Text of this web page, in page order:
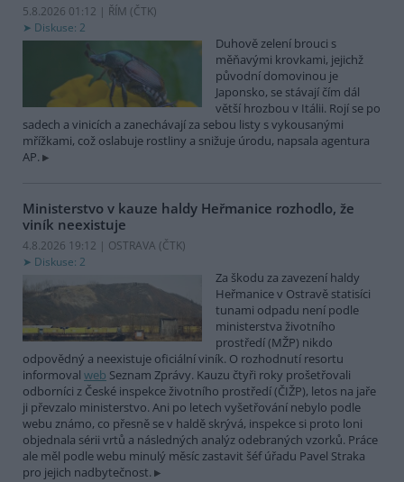
5.8.2026 01:12 | ŘÍM (ČTK)
Diskuse: 2
Duhově zelení brouci s
měňavými krovkami, jejichž
původní domovinou je
Japonsko, se stávají čím dál
větší hrozbou v Itálii. Rojí se po
sadech a vinicích a zanechávají za sebou listy s vykousanými
mřížkami, což oslabuje rostliny a snižuje úrodu, napsala agentura
AP.
Ministerstvo v kauze haldy Heřmanice rozhodlo, že
viník neexistuje
4.8.2026 19:12 | OSTRAVA (ČTK)
Diskuse: 2
Za škodu za zavezení haldy
Heřmanice v Ostravě statisíci
tunami odpadu není podle
ministerstva životního
prostředí (MŽP) nikdo
odpovědný a neexistuje oficiální viník. O rozhodnutí resortu
informoval web Seznam Zprávy. Kauzu čtyři roky prošetřovali
odborníci z České inspekce životního prostředí (ČIŽP), letos na jaře
ji převzalo ministerstvo. Ani po letech vyšetřování nebylo podle
webu známo, co přesně se v haldě skrývá, inspekce si proto loni
objednala sérii vrtů a následných analýz odebraných vzorků. Práce
ale měl podle webu minulý měsíc zastavit šéf úřadu Pavel Straka
pro jejich nadbytečnost.